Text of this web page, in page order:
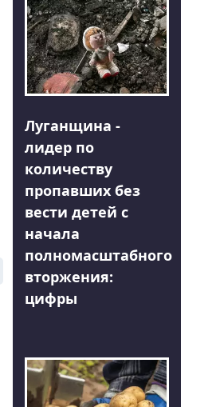
Луганщина -
лидер по
количеству
пропавших без
вести детей с
начала
полномасштабного
вторжения:
цифры